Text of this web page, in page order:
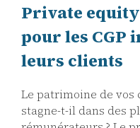
Private
pour les CGP
leurs clients
Le patrimoine de
stagne-t-il dans des